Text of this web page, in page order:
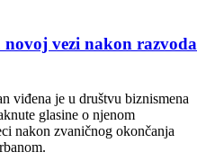
vezi nakon razvoda
viđena je u društvu biznismena
glasine o njenom
nakon zvaničnog okončanja